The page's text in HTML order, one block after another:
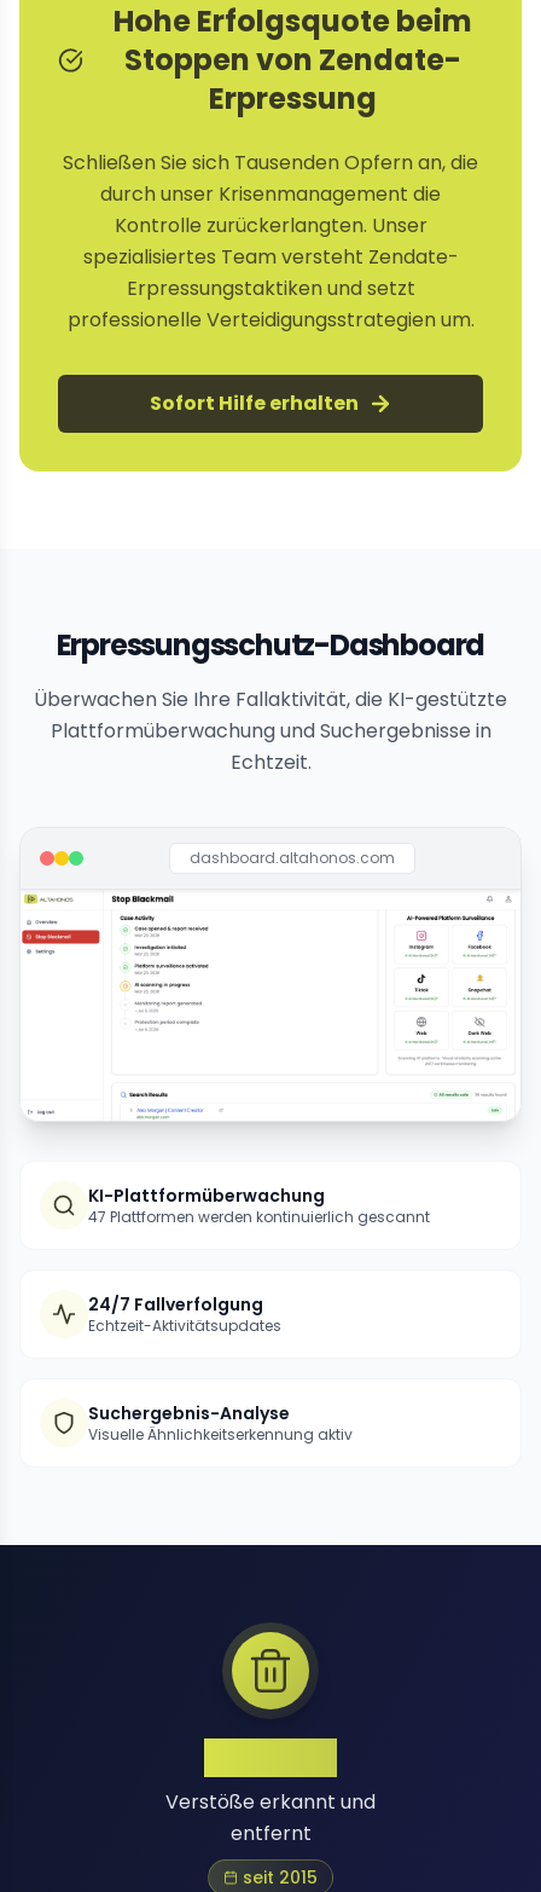
Hohe Erfolgsquote beim
Stoppen von Zendate-
Erpressung
Schließen Sie sich Tausenden Opfern an, die
durch unser Krisenmanagement die
Kontrolle zurückerlangten. Unser
spezialisiertes Team versteht Zendate-
Erpressungstaktiken und setzt
professionelle Verteidigungsstrategien um.
Sofort Hilfe erhalten
Erpressungsschutz-Dashboard
Überwachen Sie Ihre Fallaktivität, die KI-gestützte
Plattformüberwachung und Suchergebnisse in
Echtzeit.
dashboard.altahonos.com
KI-Plattformüberwachung
47 Plattformen werden kontinuierlich gescannt
24/7 Fallverfolgung
Echtzeit-Aktivitätsupdates
Suchergebnis-Analyse
Visuelle Ähnlichkeitserkennung aktiv
Verstöße erkannt und
entfernt
seit 2015